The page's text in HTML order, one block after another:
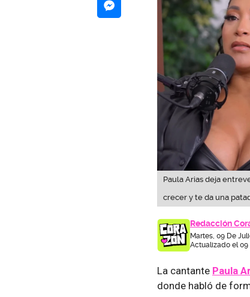
Paula Arias deja
crecer y te da una
Redacción
Martes, 09 De
Actualizado el 09
La cantante Paula
donde habló de